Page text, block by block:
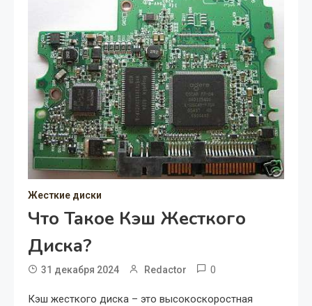
Жесткие диски
Что Такое Кэш Жесткого
Диска?
31 декабря 2024 Redactor 0
Кэш жесткого диска – это высокоскоростная